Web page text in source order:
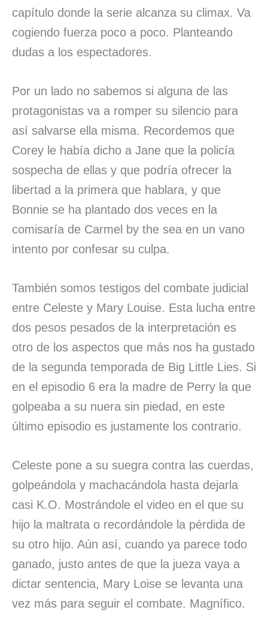
capítulo donde la serie alcanza su climax. Va
cogiendo fuerza poco a poco. Planteando
dudas a los espectadores.
Por un lado no sabemos si alguna de las
protagonistas va a romper su silencio para
así salvarse ella misma. Recordemos que
Corey le había dicho a Jane que la policía
sospecha de ellas y que podría ofrecer la
libertad a la primera que hablara, y que
Bonnie se ha plantado dos veces en la
comisaría de Carmel by the sea en un vano
intento por confesar su culpa.
También somos testigos del combate judicial
entre Celeste y Mary Louise. Esta lucha entre
dos pesos pesados de la interpretación es
otro de los aspectos que más nos ha gustado
de la segunda temporada de Big Little Lies. Si
en el episodio 6 era la madre de Perry la que
golpeaba a su nuera sin piedad, en este
último episodio es justamente los contrario.
Celeste pone a su suegra contra las cuerdas,
golpeándola y machacándola hasta dejarla
casi K.O. Mostrándole el video en el que su
hijo la maltrata o recordándole la pérdida de
su otro hijo. Aún así, cuando ya parece todo
ganado, justo antes de que la jueza vaya a
dictar sentencia, Mary Loise se levanta una
vez más para seguir el combate. Magnífico.